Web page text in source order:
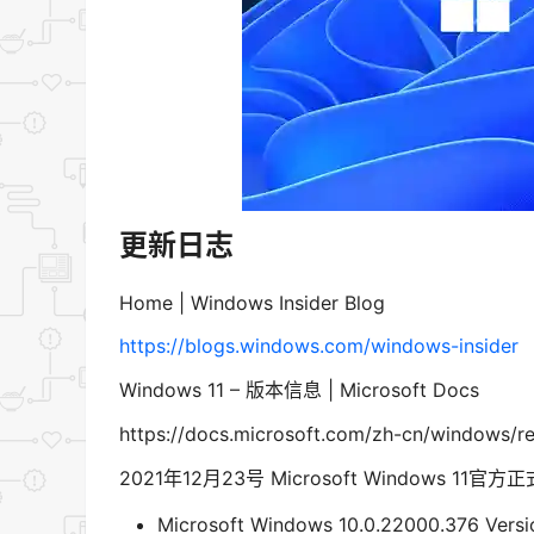
更新日志
Home | Windows Insider Blog
https://blogs.windows.com/windows-insider
Windows 11 – 版本信息 | Microsoft Docs
https://docs.microsoft.com/zh-cn/windows/
2021年12月23号 Microsoft Windows 11官方正
Microsoft Windows 10.0.22000.376